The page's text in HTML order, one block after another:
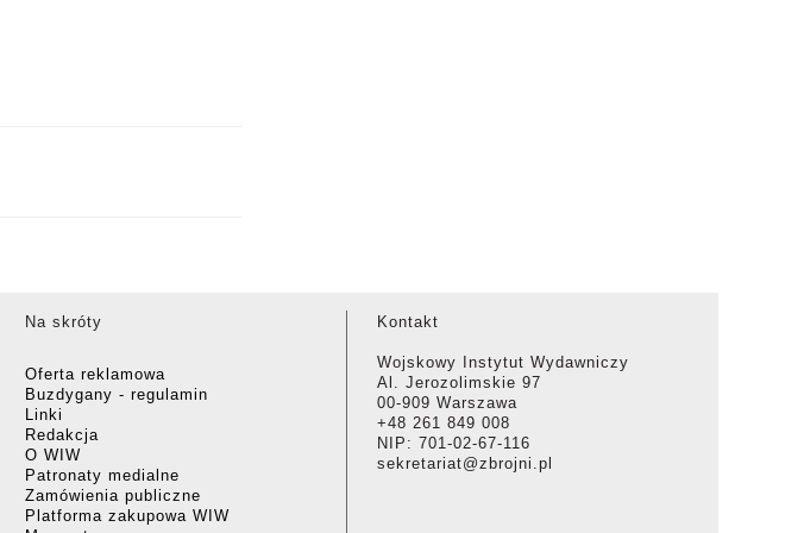
Na skróty
Oferta reklamowa
Buzdygany - regulamin
Linki
Redakcja
O WIW
Patronaty medialne
Zamówienia publiczne
Platforma zakupowa WIW
Kontakt
Wojskowy Instytut Wydawniczy
Al. Jerozolimskie 97
00-909 Warszawa
+48 261 849 008
NIP: 701-02-67-116
sekretariat@zbrojni.pl